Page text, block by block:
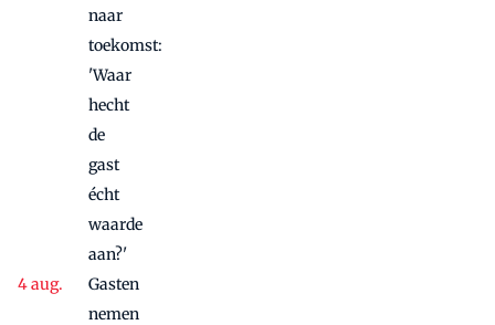
naar
toekomst:
'Waar
hecht
de
gast
écht
waarde
aan?'
Gasten
nemen